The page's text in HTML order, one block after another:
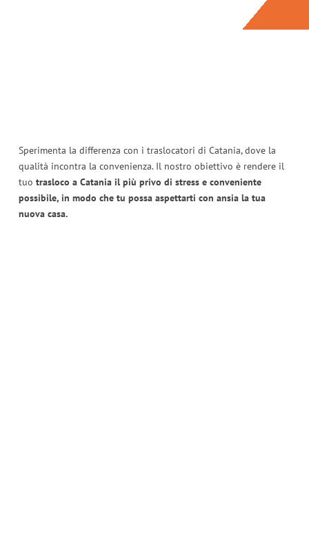
Sperimenta la differenza con i traslocatori di Catania, dove la
qualità incontra la convenienza. Il nostro obiettivo è rendere il
tuo trasloco a Catania il più privo di stress e conveniente
possibile, in modo che tu possa aspettarti con ansia la tua
nuova casa.